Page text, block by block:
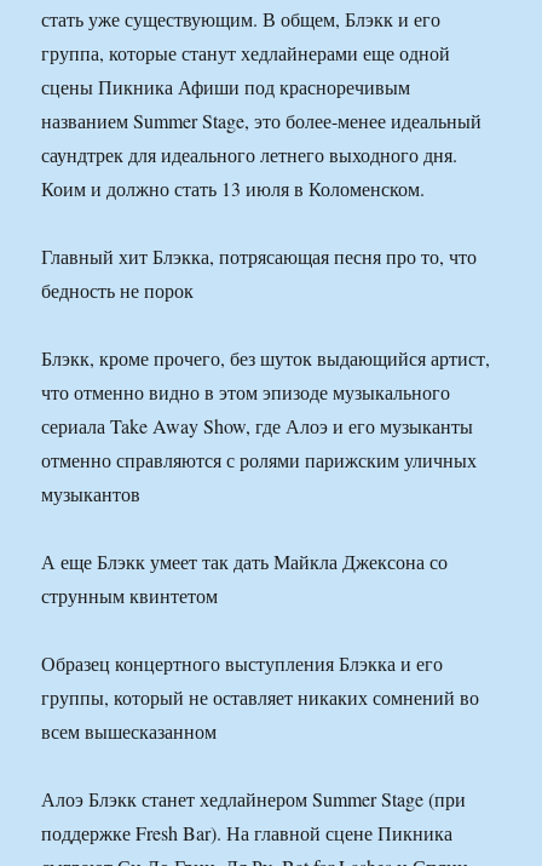
стать уже существующим. В общем, Блэкк и его
группа, которые станут хедлайнерами еще одной
сцены Пикника Афиши под красноречивым
названием Summer Stage, это более-менее идеальный
саундтрек для идеального летнего выходного дня.
Коим и должно стать 13 июля в Коломенском.
Главный хит Блэкка, потрясающая песня про то, что
бедность не порок
Блэкк, кроме прочего, без шуток выдающийся артист,
что отменно видно в этом эпизоде музыкального
сериала Take Away Show, где Алоэ и его музыканты
отменно справляются с ролями парижским уличных
музыкантов
А еще Блэкк умеет так дать Майкла Джексона со
струнным квинтетом
Образец концертного выступления Блэкка и его
группы, который не оставляет никаких сомнений во
всем вышесказанном
Алоэ Блэкк станет хедлайнером Summer Stage (при
поддержке Fresh Bar). На главной сцене Пикника